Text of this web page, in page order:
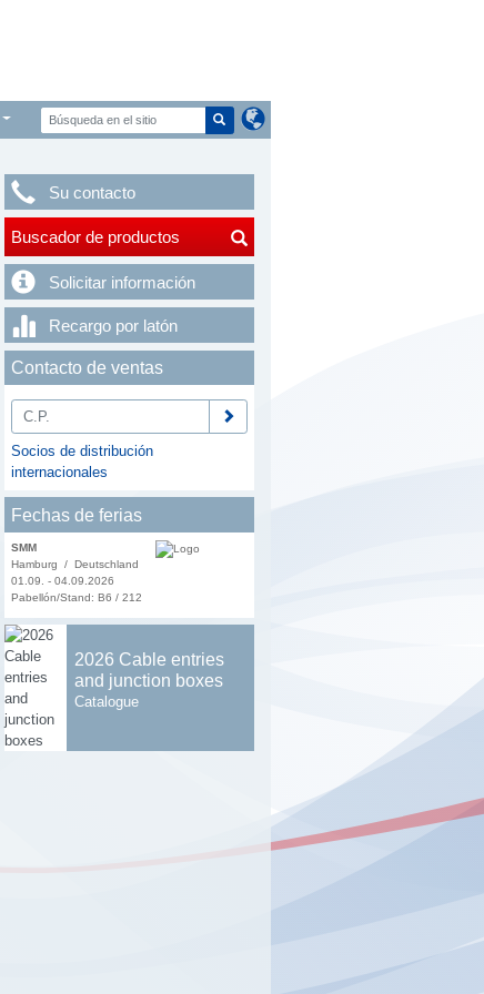
Su contacto
Buscador de productos
Solicitar información
Recargo por latón
Contacto de ventas
Socios de distribución
internacionales
Fechas de ferias
SMM
Hamburg / Deutschland
01.09. - 04.09.2026
Pabellón/Stand: B6 / 212
2026 Cable entries
and junction boxes
Catalogue